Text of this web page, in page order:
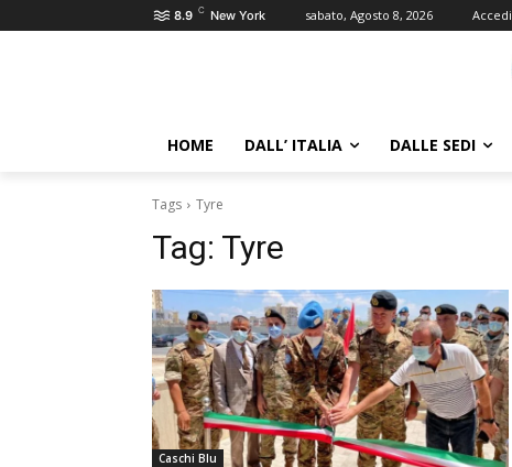
8.9 C New York sabato, Agosto 8, 2026 Accedi
HOME DALL’ ITALIA DALLE SEDI
Tags Tyre
Tag: Tyre
Caschi Blu